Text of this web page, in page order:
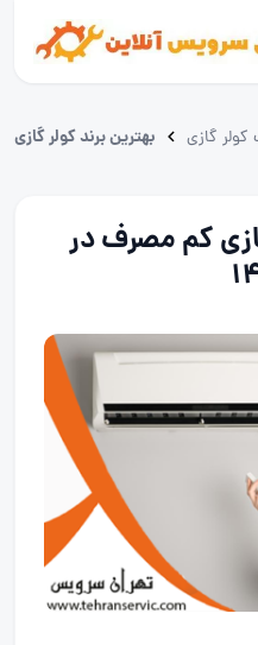
گازی
بهترین برند کولر گازی
کم مصرف در